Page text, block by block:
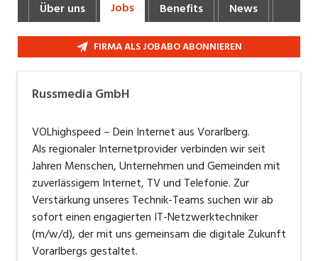
Industrie, Maschinenbau, Anlagenbau,
Informatik, Telekommunikation
Kaufm. Berufe, Kundendienst, Verwaltung
Marketing, Kommunikation, Medien, Druck
Mechanik, Elektronik, Optik, Textil (Fertigung)
Medizin, Gesundheitswesen, Pflege
Verkauf, Handel, Kundenberatung,
Aussendienst
Über uns Jobs Benefits News
FIRMA ALS JOBABO ABONNIEREN
Russmedia GmbH
VOLhighspeed – Dein Internet aus Vorarlberg.
Als regionaler Internetprovider verbinden wir seit
Jahren Menschen, Unternehmen und Gemeinden mit
zuverlässigem Internet, TV und Telefonie. Zur
Verstärkung unseres Technik-Teams suchen wir ab
sofort einen engagierten IT-Netzwerktechniker
(m/w/d), der mit uns gemeinsam die digitale Zukunft
Vorarlbergs gestaltet.